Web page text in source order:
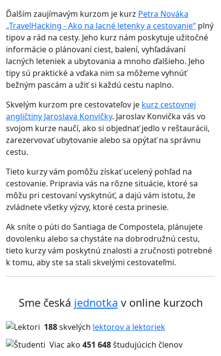
Ďalším zaujímavým kurzom je kurz Petra Nováka
„TravelHacking - Ako na lacné letenky a cestovanie“ plný
tipov a rád na cesty. Jeho kurz nám poskytuje užitočné
informácie o plánovaní ciest, balení, vyhľadávaní
lacných leteniek a ubytovania a mnoho ďalšieho. Jeho
tipy sú praktické a vďaka nim sa môžeme vyhnúť
bežným pascám a užiť si každú cestu naplno.
Skvelým kurzom pre cestovateľov je kurz cestovnej
angličtiny Jaroslava Konvičky. Jaroslav Konvička vás vo
svojom kurze naučí, ako si objednať jedlo v reštaurácii,
zarezervovať ubytovanie alebo sa opýtať na správnu
cestu.
Tieto kurzy vám pomôžu získať ucelený pohľad na
cestovanie. Pripravia vás na rôzne situácie, ktoré sa
môžu pri cestovaní vyskytnúť, a dajú vám istotu, že
zvládnete všetky výzvy, ktoré cesta prinesie.
Ak sníte o púti do Santiaga de Compostela, plánujete
dovolenku alebo sa chystáte na dobrodružnú cestu,
tieto kurzy vám poskytnú znalosti a zručnosti potrebné
k tomu, aby ste sa stali skvelými cestovateľmi.
Sme česká jednotka v online kurzoch
188skvelých lektorov a lektoriek
Viac ako 451 648študujúcich členov